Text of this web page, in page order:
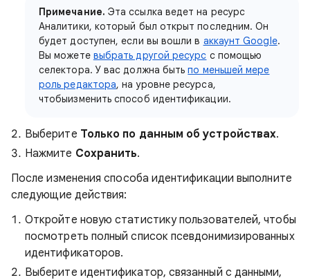
Примечание. Эта ссылка ведет на ресурс
Аналитики, который был открыт последним. Он
будет доступен, если вы вошли в аккаунт Google.
Вы можете выбрать другой ресурс с помощью
селектора. У вас должна бытьпо меньшей мере
роль редактора, на уровне ресурса,
чтобыизменить способ идентификации.
Выберите Только по данным об устройствах.
Нажмите Сохранить.
После изменения способа идентификации выполните
следующие действия:
Откройте новую статистику пользователей, чтобы
посмотреть полный список псевдонимизированных
идентификаторов.
Выберите идентификатор, связанный с данными,